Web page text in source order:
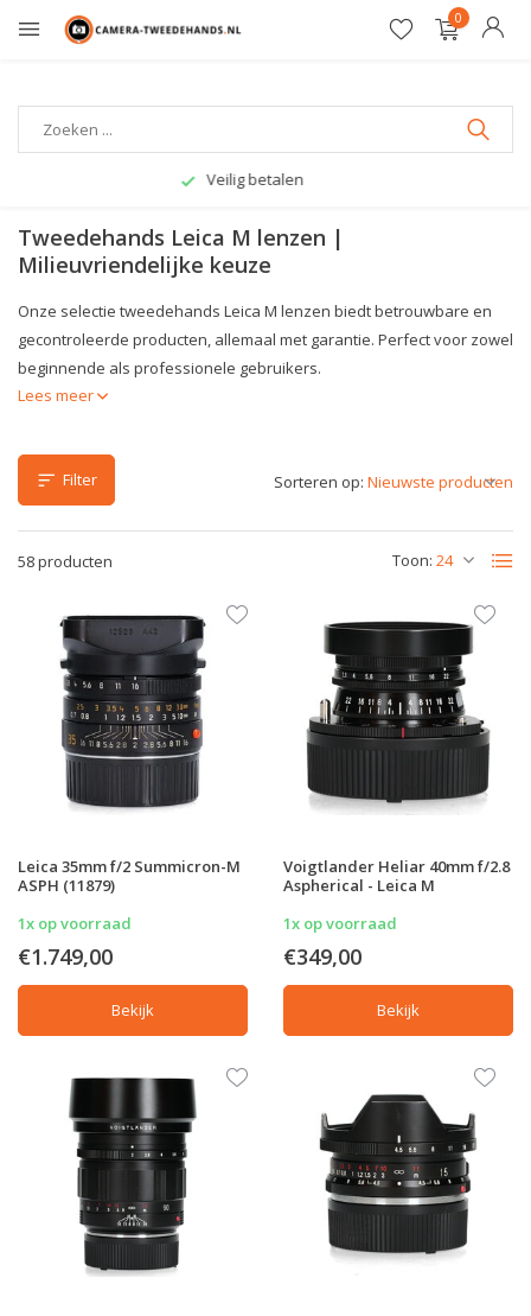
0
Gratis verzending
Tweedehands Leica M lenzen |
Milieuvriendelijke keuze
Onze selectie tweedehands Leica M lenzen biedt betrouwbare en
gecontroleerde producten, allemaal met garantie. Perfect voor zowel
beginnende als professionele gebruikers.
Lees meer
Filter
58 producten Toon:
Sorteren op:
Leica 35mm f/2 Summicron-M
ASPH (11879)
1x op voorraad
€1.749,00
Bekijk
Voigtlander Heliar 40mm f/2.8
Aspherical - Leica M
1x op voorraad
€349,00
Bekijk